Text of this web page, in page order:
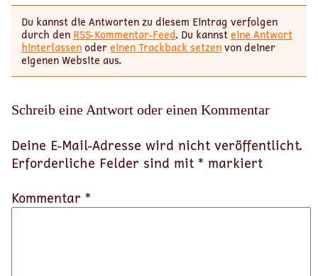
Du kannst die Antworten zu diesem Eintrag verfolgen
durch den RSS-Kommentar-Feed. Du kannsteine Antwort
hinterlassenodereinen Trackback setzenvon deiner
eigenen Website aus.
Schreib eine Antwort oder einen Kommentar
Deine E-Mail-Adresse wird nicht veröffentlicht.
Erforderliche Felder sind mit * markiert
Kommentar *